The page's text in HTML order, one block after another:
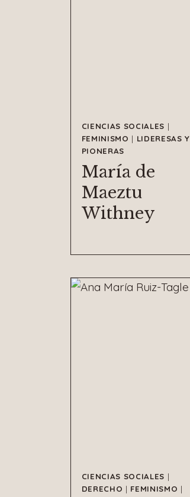
CIENCIAS SOCIALES |
FEMINISMO | LIDERESAS Y
PIONERAS
María de
Maeztu
Withney
CIENCIAS SOCIALES |
DERECHO | FEMINISMO |